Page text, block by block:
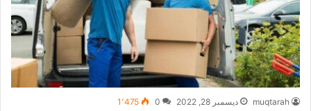
muqtarah ديسمبر 28, 2022 0 1٬475